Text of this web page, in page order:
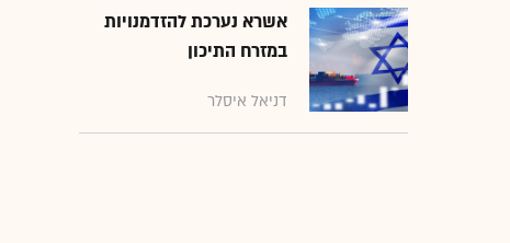
אשרא נערכת להזדמנויות
במזרח התיכון
דניאל איסלר